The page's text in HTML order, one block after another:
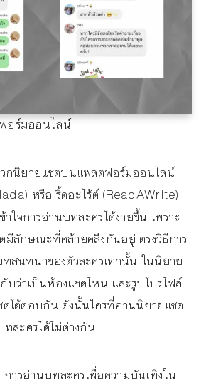
อร์มออนไลน์
กนิยายแชตบนแพลตฟอร์มออนไลน์
หรือ รี้ดอะไร้ต์ (ReadAWrite)
าใจการอ่านบทละครได้ง่ายขึ้น เพราะ
ลักษณะที่คล้ายคลึงกันอยู่ ตรงวิธีการ
ทสนทนาของตัวละครเท่านั้น ในนิยาย
บว่าเป็นห้องแชตไหน และรูปโปรไฟล์
ตโต้ตอบกัน ดังนั้นใครที่อ่านนิยายแชต
ละครได้ไม่ต่างกัน
การอ่านบทละครเพื่อความบันเทิงใน